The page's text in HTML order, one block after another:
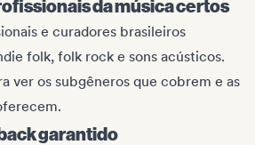
da música certos
e curadores brasileiros
folk, folk rock e sons acústicos.
ver os subgêneros que cobrem e as
garantido